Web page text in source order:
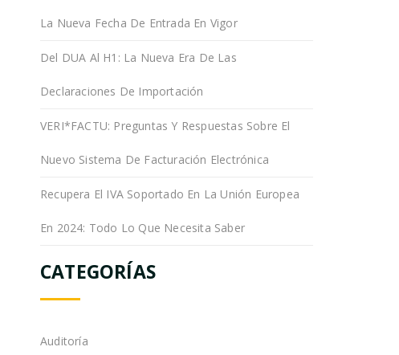
La Nueva Fecha De Entrada En Vigor
Del DUA Al H1: La Nueva Era De Las
Declaraciones De Importación
VERI*FACTU: Preguntas Y Respuestas Sobre El
Nuevo Sistema De Facturación Electrónica
Recupera El IVA Soportado En La Unión Europea
En 2024: Todo Lo Que Necesita Saber
CATEGORÍAS
Auditoría